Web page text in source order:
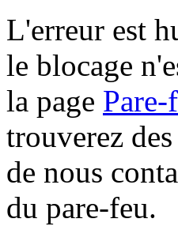
L'erreur est
le blocage
la page
trouverez
de nous
du pare-feu.